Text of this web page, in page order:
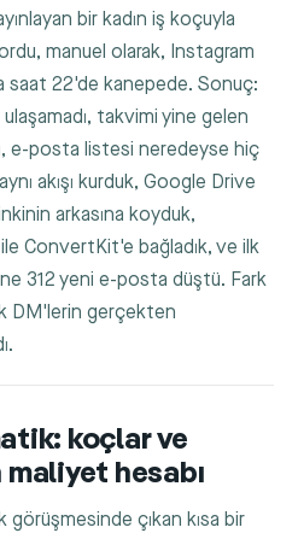
bir kadın iş koçuyla
manuel olarak, Instagram
saat 22'de kanepede. Sonuç:
takvimi yine gelen
e-posta listesi neredeyse hiç
akışı kurduk, Google Drive
arkasına koyduk,
ConvertKit'e bağladık, ve ilk
312 yeni e-posta düştü. Fark
DM'lerin gerçekten
koçlar ve
hesabı
çıkan kısa bir